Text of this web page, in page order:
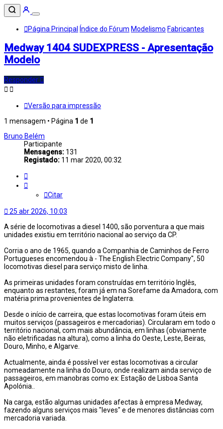
Página Principal Índice do Fórum Modelismo Fabricantes
Medway 1404 SUDEXPRESS - Apresentação
Modelo
Responder
Versão para impressão
1 mensagem • Página 1 de 1
Bruno Belém
Participante
Mensagens: 131
Registado: 11 mar 2020, 00:32
Citar
25 abr 2026, 10:03
A série de locomotivas a diesel 1400, são porventura a que mais
unidades existiu em território nacional ao serviço da CP.
Corria o ano de 1965, quando a Companhia de Caminhos de Ferro
Portugueses encomendou à - The English Electric Company", 50
locomotivas diesel para serviço misto de linha.
As primeiras unidades foram construídas em território Inglês,
enquanto as restantes, foram já em na Sorefame da Amadora, com
matéria prima provenientes de Inglaterra.
Desde o início de carreira, que estas locomotivas foram úteis em
muitos serviços (passageiros e mercadorias). Circularam em todo o
território nacional, com mais abundância, em linhas (obviamente
não eletrificadas na altura), como a linha do Oeste, Leste, Beiras,
Douro, Minho, e Algarve.
Actualmente, ainda é possível ver estas locomotivas a circular
nomeadamente na linha do Douro, onde realizam ainda serviço de
passageiros, em manobras como ex: Estação de Lisboa Santa
Apolónia..
Na carga, estão algumas unidades afectas à empresa Medway,
fazendo alguns serviços mais "leves" e de menores distâncias com
mercadoria variada.